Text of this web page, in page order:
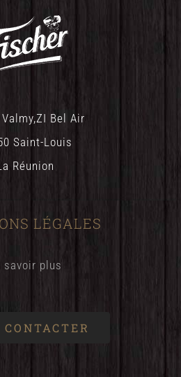
Bel Air
Saint-Louis
Réunion
LÉGALES
savoir plus
CONTACTER